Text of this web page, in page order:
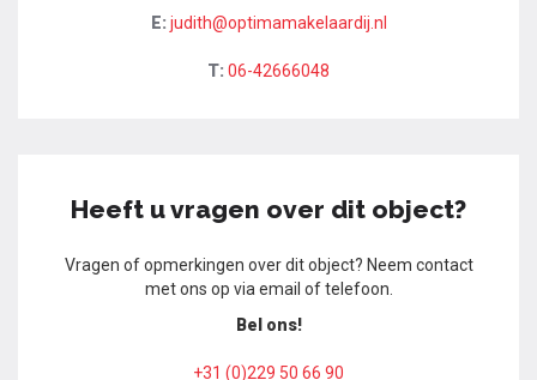
E: judith@optimamakelaardij.nl
T: 06-42666048
Heeft u vragen over dit object?
Vragen of opmerkingen over dit object? Neem contact
met ons op via email of telefoon.
Bel ons!
+31 (0)229 50 66 90